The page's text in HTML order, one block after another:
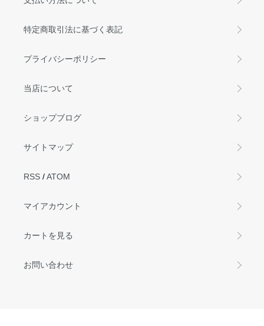
特定商取引法に基づく表記
プライバシーポリシー
当店について
ショップブログ
サイトマップ
RSS /ATOM
マイアカウント
カートを見る
お問い合わせ